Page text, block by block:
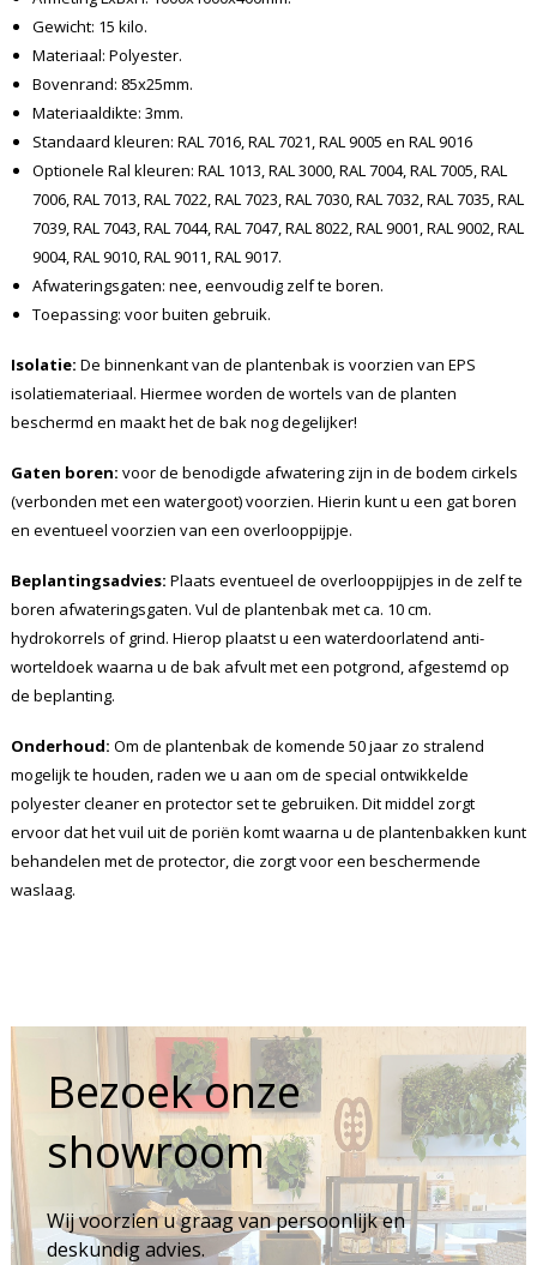
Gewicht: 15 kilo.
Materiaal: Polyester.
Bovenrand: 85x25mm.
Materiaaldikte: 3mm.
Standaard kleuren: RAL 7016, RAL 7021, RAL 9005 en RAL 9016
Optionele Ral kleuren: RAL 1013, RAL 3000, RAL 7004, RAL 7005, RAL
7006, RAL 7013, RAL 7022, RAL 7023, RAL 7030, RAL 7032, RAL 7035, RAL
7039, RAL 7043, RAL 7044, RAL 7047, RAL 8022, RAL 9001, RAL 9002, RAL
9004, RAL 9010, RAL 9011, RAL 9017.
Afwateringsgaten: nee, eenvoudig zelf te boren.
Toepassing: voor buiten gebruik.
Isolatie: De binnenkant van de plantenbak is voorzien van EPS
isolatiemateriaal. Hiermee worden de wortels van de planten
beschermd en maakt het de bak nog degelijker!
Gaten boren: voor de benodigde afwatering zijn in de bodem cirkels
(verbonden met een watergoot) voorzien. Hierin kunt u een gat boren
en eventueel voorzien van een overlooppijpje.
Beplantingsadvies: Plaats eventueel de overlooppijpjes in de zelf te
boren afwateringsgaten. Vul de plantenbak met ca. 10 cm.
hydrokorrels of grind. Hierop plaatst u een waterdoorlatend anti-
worteldoek waarna u de bak afvult met een potgrond, afgestemd op
de beplanting.
Onderhoud: Om de plantenbak de komende 50 jaar zo stralend
mogelijk te houden, raden we u aan om de special ontwikkelde
polyester cleaner en protector set te gebruiken. Dit middel zorgt
ervoor dat het vuil uit de poriën komt waarna u de plantenbakken kunt
behandelen met de protector, die zorgt voor een beschermende
waslaag.
Bezoek onze
showroom
Wij voorzien u graag van persoonlijk en
deskundig advies.